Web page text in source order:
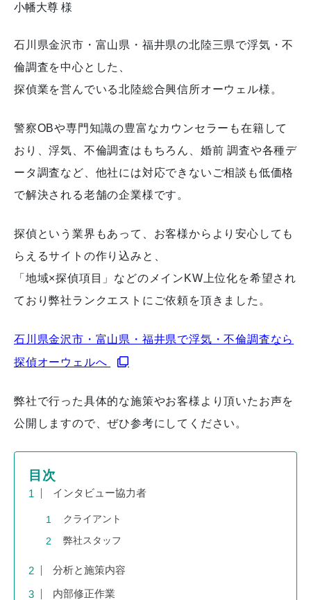
小幡大尊 様
石川県金沢市・富山県・福井県の北陸三県で浮気・不
倫調査を中心とした、
探偵業を営んでいる北陸総合興信所オーウェル様。
警察OBや専門知識の豊富なカウンセラーも在籍して
おり、浮気、不倫調査はもちろん、婚前 調査や各種デ
ータ調査など、他社には対応できないご相談も低価格
で解決される老舗の企業様です。
探偵という業界もあって、お客様からより安心しても
らえるサイトの作り込みと、
「地域×探偵項目」などのメインKW上位化を希望され
ており弊社ランクエストにご依頼を頂きました。
石川県金沢市・富山県・福井県で浮気・不倫調査なら
探偵オーウェルへ
弊社で行った具体的な施策やお客様より頂いたお声を
公開しますので、ぜひ参考にしてください。
目次
インタビュー協力者
クライアント
弊社スタッフ
分析と施策内容
内部修正作業